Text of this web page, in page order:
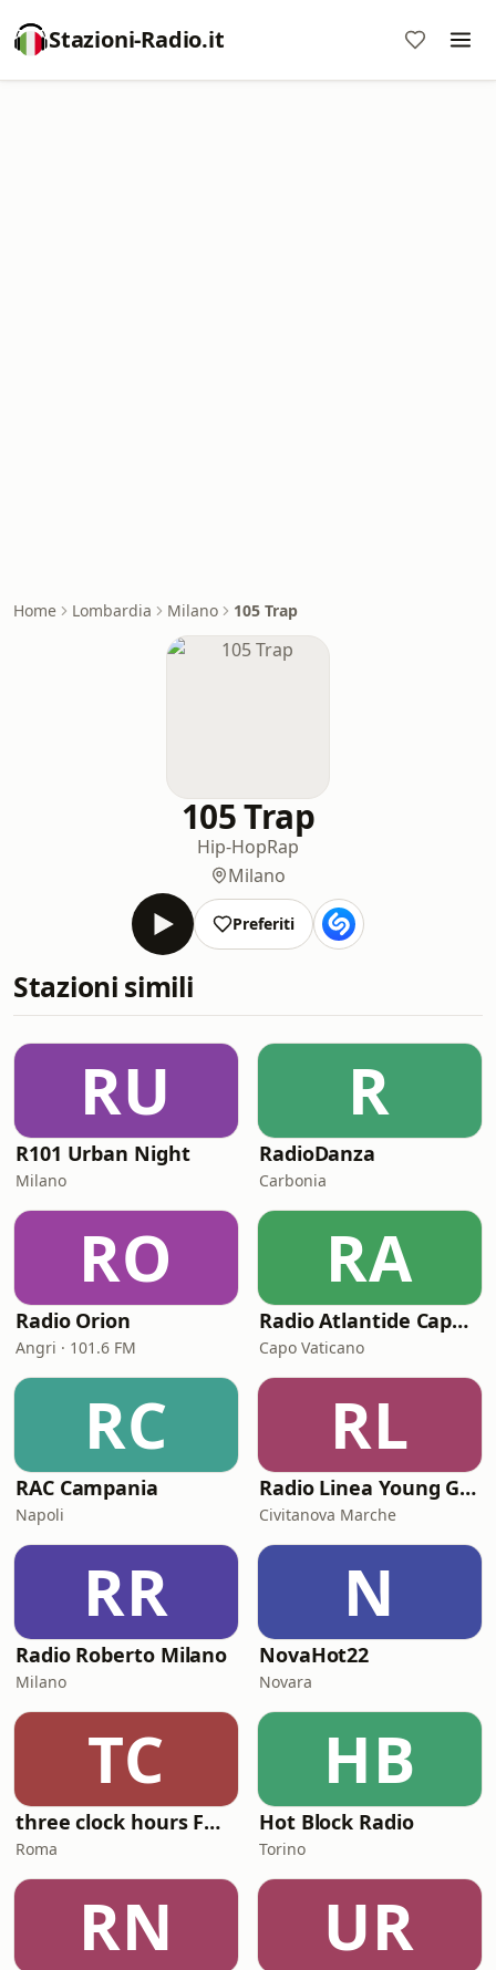
Stazioni-Radio.it
Home Lombardia Milano 105 Trap
105 Trap
Hip-HopRap
Milano
Preferiti
Stazioni simili
RU
R101 Urban Night
Milano
R
RadioDanza
Carbonia
RO
Radio Orion
Angri · 101.6 FM
RA
Radio Atlantide Capo Vaticano
Capo Vaticano
RC
RAC Campania
Napoli
RL
Radio Linea Young Generation
Civitanova Marche
RR
Radio Roberto Milano
Milano
N
NovaHot22
Novara
TC
three clock hours FM 2.0
Roma
HB
Hot Block Radio
Torino
RN UR